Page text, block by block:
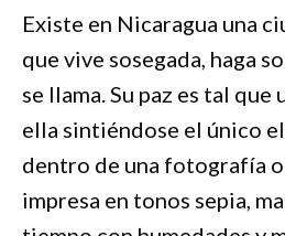
Existe en Nicaragua una
que vive sosegada, haga
se llama. Su paz es tal
ella sintiéndose el único
dentro de una fotografía
impresa en tonos sepia,